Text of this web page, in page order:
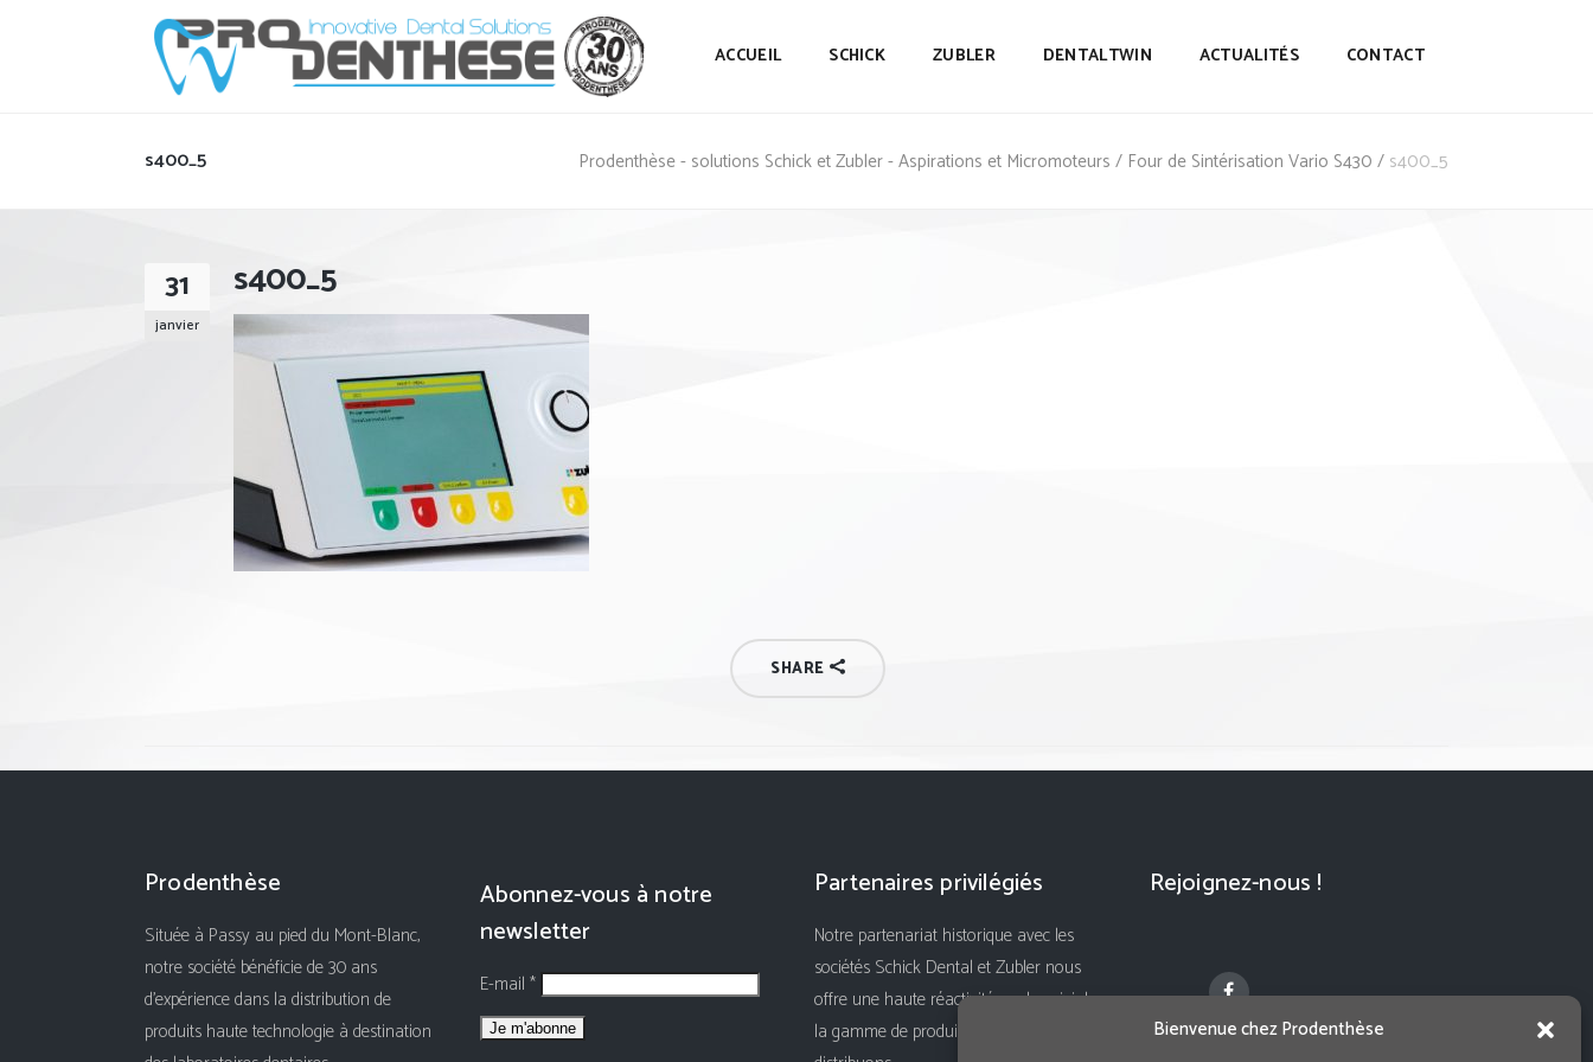
Bienvenue chez Prodenthèse
ACCUEIL SCHICK ZUBLER DENTALTWIN ACTUALITÉS CONTACT
s400_5 Prodenthèse - solutions Schick et Zubler - Aspirations et Micromoteurs / Four de Sintérisation Vario S430 / s400_5
31
janvier
s400_5
SHARE
Prodenthèse
Située à Passy au pied du Mont-Blanc,
notre société bénéficie de 30 ans
d'expérience dans la distribution de
produits haute technologie à destination
Abonnez-vous à notre
newsletter
E-mail *
Partenaires privilégiés
Notre partenariat historique avec les
sociétés Schick Dental et Zubler nous
offre une haute réactivité sur le suivi de
la gamme de produits que nous
Rejoignez-nous !